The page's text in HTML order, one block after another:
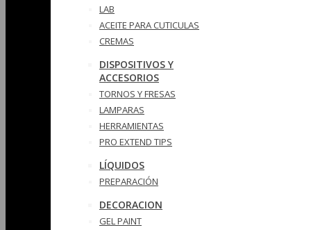
LAB
ACEITE PARA CUTICULAS
CREMAS
DISPOSITIVOS Y
ACCESORIOS
TORNOS Y FRESAS
LAMPARAS
HERRAMIENTAS
PRO EXTEND TIPS
LÍQUIDOS
PREPARACIÓN
DECORACION
GEL PAINT